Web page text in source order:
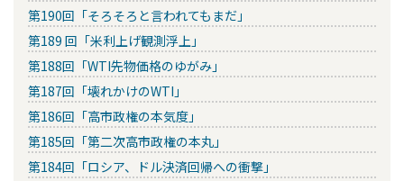
第190回「そろそろと言われてもまだ」
第189 回「米利上げ観測浮上」
第188回「WTI先物価格のゆがみ」
第187回「壊れかけのWTI」
第186回「高市政権の本気度」
第185回「第二次高市政権の本丸」
第184回「ロシア、ドル決済回帰への衝撃」